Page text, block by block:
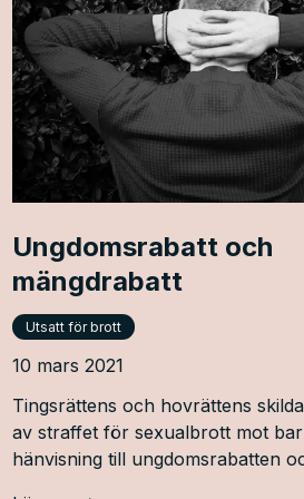
Ungdomsrabatt och
mängdrabatt
Utsatt för brott
10 mars 2021
Tingsrättens och hovrättens
av straffet för sexualbrott mot
hänvisning till ungdomsrabatten